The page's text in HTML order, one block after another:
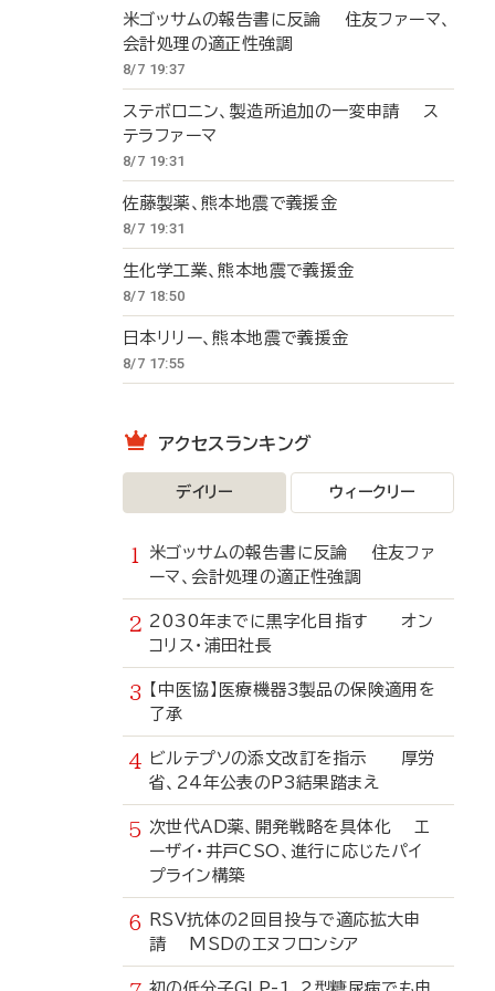
米ゴッサムの報告書に反論 住友ファーマ、
会計処理の適正性強調
8/7 19:37
ステボロニン、製造所追加の一変申請 ス
テラファーマ
8/7 19:31
佐藤製薬、熊本地震で義援金
8/7 19:31
生化学工業、熊本地震で義援金
8/7 18:50
日本リリー、熊本地震で義援金
8/7 17:55
アクセスランキング
デイリー ウィークリー
米ゴッサムの報告書に反論 住友ファ
ーマ、会計処理の適正性強調
2030年までに黒字化目指す オン
コリス・浦田社長
【中医協】医療機器3製品の保険適用を
了承
ビルテプソの添文改訂を指示 厚労
省、24年公表のP3結果踏まえ
次世代AD薬、開発戦略を具体化 エ
ーザイ・井戸CSO、進行に応じたパイ
プライン構築
RSV抗体の2回目投与で適応拡大申
請 MSDのエヌフロンシア